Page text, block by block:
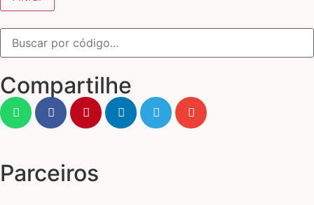
Compartilhe
Parceiros